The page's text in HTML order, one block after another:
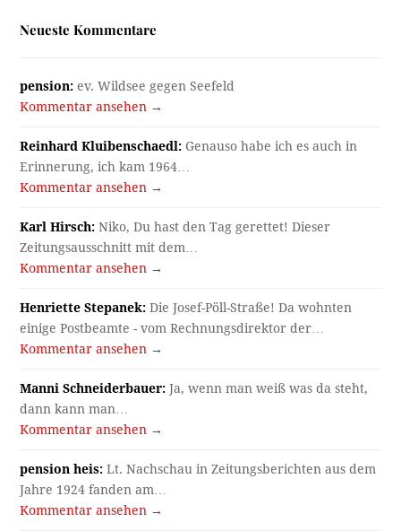
Neueste Kommentare
pension: ev. Wildsee gegen Seefeld
Kommentar ansehen →
Reinhard Kluibenschaedl: Genauso habe ich es auch in
Erinnerung, ich kam 1964…
Kommentar ansehen →
Karl Hirsch: Niko, Du hast den Tag gerettet! Dieser
Zeitungsausschnitt mit dem…
Kommentar ansehen →
Henriette Stepanek: Die Josef-Pöll-Straße! Da wohnten
einige Postbeamte - vom Rechnungsdirektor der…
Kommentar ansehen →
Manni Schneiderbauer: Ja, wenn man weiß was da steht,
dann kann man…
Kommentar ansehen →
pension heis: Lt. Nachschau in Zeitungsberichten aus dem
Jahre 1924 fanden am…
Kommentar ansehen →